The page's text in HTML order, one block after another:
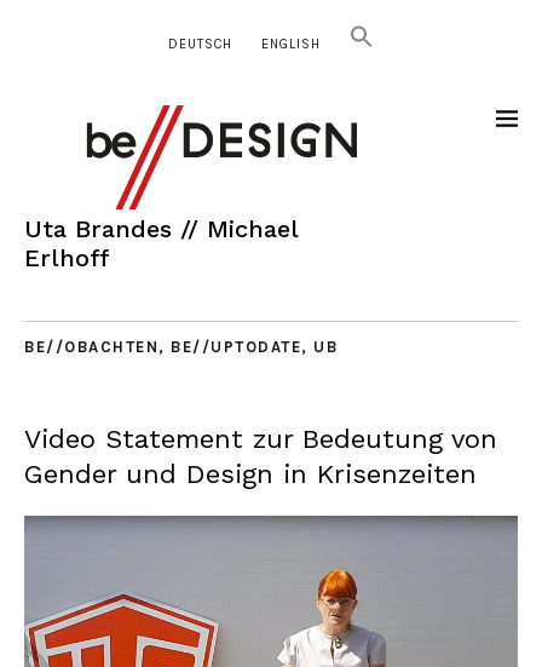
DEUTSCH ENGLISH
Uta Brandes // Michael
Erlhoff
BE//OBACHTEN , BE//UPTODATE, UB
Video Statement zur Bedeutung von
Gender und Design in Krisenzeiten